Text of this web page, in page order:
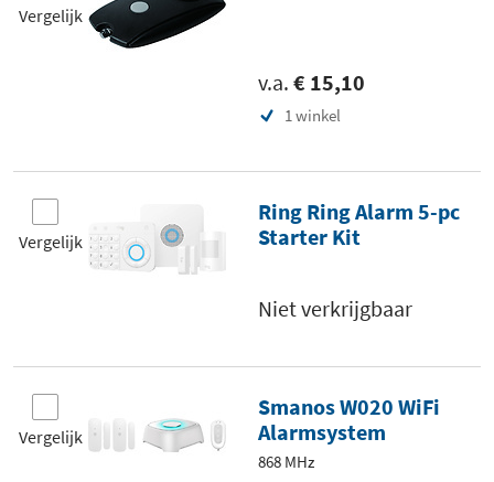
Vergelijk
v.a. € 15,10
1 winkel
Vergelijk
Ring Ring Alarm 5-pc
Starter Kit
Niet verkrijgbaar
Vergelijk
Smanos W020 WiFi
Alarmsystem
868 MHz